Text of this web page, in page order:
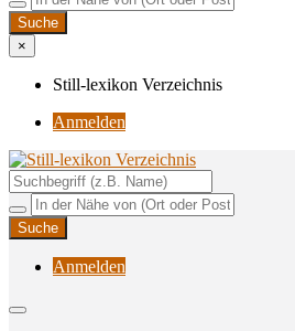
×
Still-lexikon Verzeichnis
Anmelden
Still-lexikon Verzeichnis
Unterstützungsangebote rund ums Stillen
Anmelden